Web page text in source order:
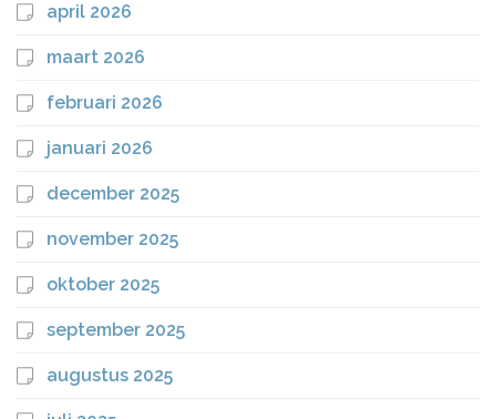
april 2026
maart 2026
februari 2026
januari 2026
december 2025
november 2025
oktober 2025
september 2025
augustus 2025